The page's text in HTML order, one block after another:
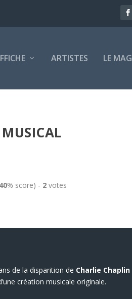
ARTISTES LE MAG
% score) - 2votes
de la disparition de Charlie Chaplin
création musicale originale.